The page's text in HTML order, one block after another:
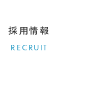
採用情報
RECRUIT